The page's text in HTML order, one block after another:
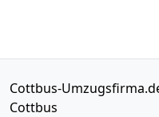
Cottbus-
Cottbus